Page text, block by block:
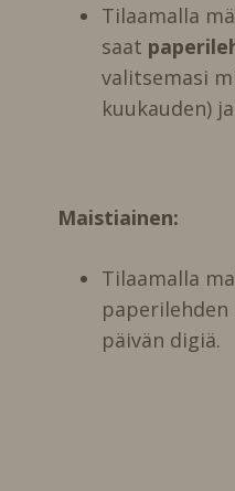
Tilaamalla
saat
valitsemasi
kuukauden)
Maistiainen:
Tilaamalla
päivän digiä.